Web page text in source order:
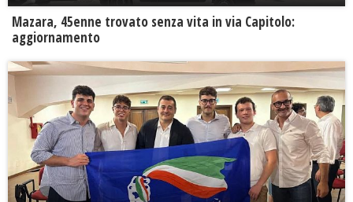
Mazara, 45enne trovato senza vita in via Capitolo:
aggiornamento